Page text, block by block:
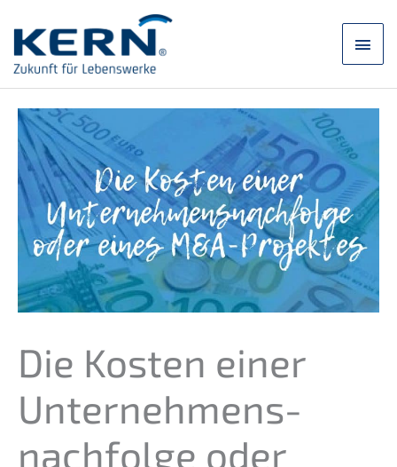
tartalomra
Die Kosten einer
Unternehmens­
nachfolge oder